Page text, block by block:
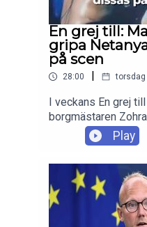
En grej till:
gripa
på scen
28:00 torsdag
I veckans En grej
borgmästaren
förklarar varför
mandat att
premiärminister
misstag eller
Usher som på sin
dissad av en kvinna
ser scenetiketten
Play